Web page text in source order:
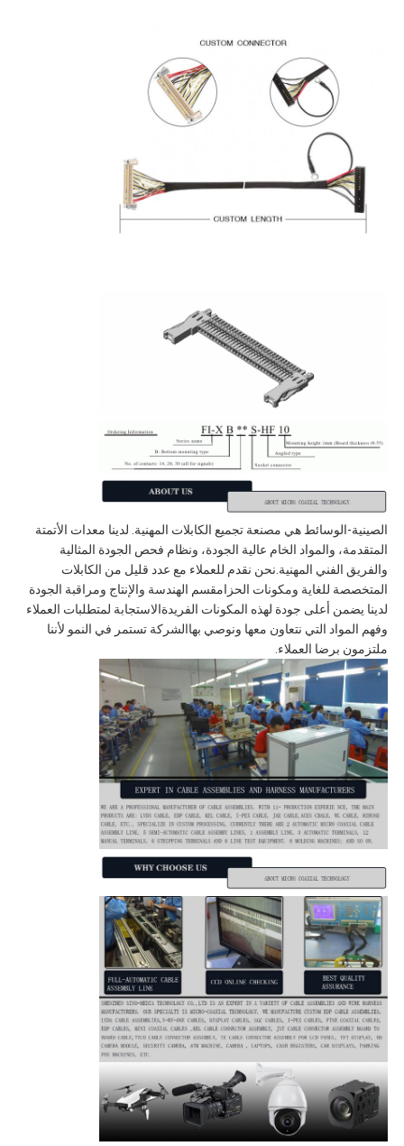
الصينية-الوسائط هي مصنعة تجميع الكابلات المهنية. لدينا معدات الأتمتة
المتقدمة، والمواد الخام عالية الجودة، ونظام فحص الجودة المثالية
والفريق الفني المهنية.نحن نقدم للعملاء مع عدد قليل من الكابلات
المتخصصة للغاية ومكونات الحزامقسم الهندسة والإنتاج ومراقبة الجودة
لدينا يضمن أعلى جودة لهذه المكونات الفريدةالاستجابة لمتطلبات العملاء
وفهم المواد التي نتعاون معها ونوصي بهاالشركة تستمر في النمو لأننا
ملتزمون برضا العملاء.